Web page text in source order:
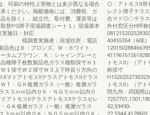
、印刷の特性上実物とは多少異なる場合
ください。掲載価格には、消費税、ガ
を除く）、組立代、取付費、運賃等は
替PG障子現場調査シート１）現場基本
実施日：対応
施者：現場住所：電話
品色はＢ：ブロンズ、Ｗ：ホワイト、
タムブラウン、Ｋ：シャイングレーと
種障子枚数製品色ガラス種類採寸Ｈ１
１採寸Ｗ２採寸Ｗ３上下枠反り方向の
ⅡマドアトモスⅡテラスアトモスⅡテラス
Ｔ・ＧＫ複層ガラス（一般）複層ガラ
ス３ｍｍ以内ＯＫ・ＮＧ５ｍｍ以内Ｏ
アトモスⅡテラスアトモスⅡテラスセレ
ＧＫ複層ガラス（一般）複層ガラス
３ｍｍ以内ＯＫ・ＮＧ５ｍｍ以内ＯＫ・
◎：アトモスⅡ用
レクト障子テラ
合マド◎◇テラス
外付窓区分H呼称
40455354（60E
トモスⅡ）（ア
称採寸
トモスⅡ）（ア
間九州・四国間
42,59490-